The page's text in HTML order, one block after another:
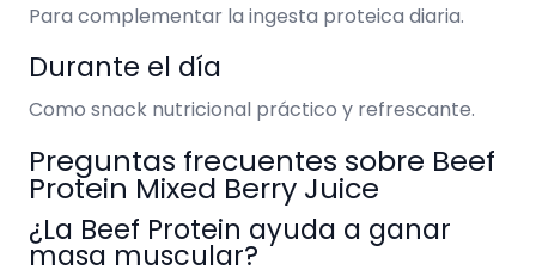
Para complementar la ingesta proteica diaria.
Durante el día
Como snack nutricional práctico y refrescante.
Preguntas frecuentes sobre Beef
Protein Mixed Berry Juice
¿La Beef Protein ayuda a ganar
masa muscular?